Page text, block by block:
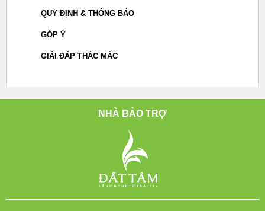
QUY ĐỊNH & THÔNG BÁO
GÓP Ý
GIẢI ĐÁP THẮC MẮC
NHÀ BẢO TRỢ